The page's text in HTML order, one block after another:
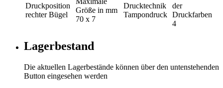
Druckposition
rechter Bügel
Größe in mm
70 x 7
Drucktechnik
Tampondruck
der
Druckfarben
4
Lagerbestand
Die aktuellen Lagerbestände können über den untenstehenden
Button eingesehen werden